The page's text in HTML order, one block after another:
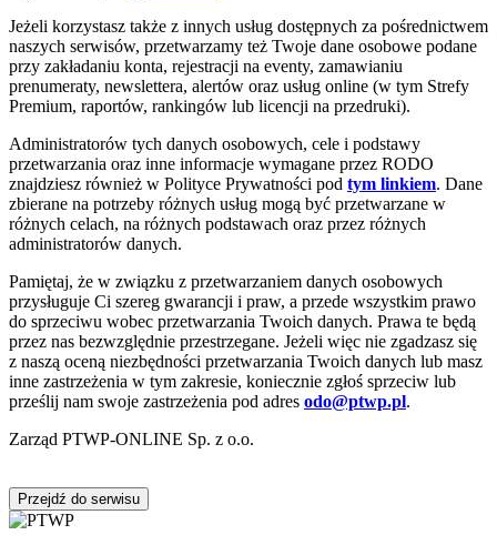
Jeżeli korzystasz także z innych usług dostępnych za pośrednictwem
naszych serwisów, przetwarzamy też Twoje dane osobowe podane
przy zakładaniu konta, rejestracji na eventy, zamawianiu
prenumeraty, newslettera, alertów oraz usług online (w tym Strefy
Premium, raportów, rankingów lub licencji na przedruki).
Administratorów tych danych osobowych, cele i podstawy
przetwarzania oraz inne informacje wymagane przez RODO
znajdziesz również w Polityce Prywatności pod tym linkiem. Dane
zbierane na potrzeby różnych usług mogą być przetwarzane w
różnych celach, na różnych podstawach oraz przez różnych
administratorów danych.
Pamiętaj, że w związku z przetwarzaniem danych osobowych
przysługuje Ci szereg gwarancji i praw, a przede wszystkim prawo
do sprzeciwu wobec przetwarzania Twoich danych. Prawa te będą
przez nas bezwzględnie przestrzegane. Jeżeli więc nie zgadzasz się
z naszą oceną niezbędności przetwarzania Twoich danych lub masz
inne zastrzeżenia w tym zakresie, koniecznie zgłoś sprzeciw lub
prześlij nam swoje zastrzeżenia pod adres odo@ptwp.pl.
Zarząd PTWP-ONLINE Sp. z o.o.
Przejdź do serwisu